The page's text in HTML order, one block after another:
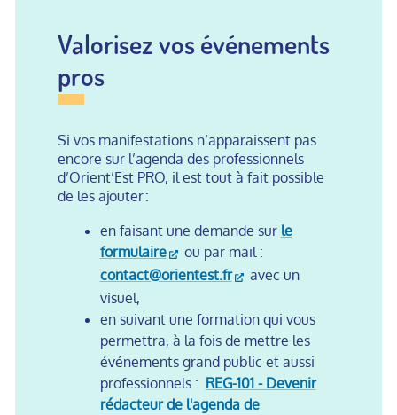
Valorisez vos événements
pros
Si vos manifestations n’apparaissent pas
encore sur l’agenda des professionnels
d’Orient’Est PRO, il est tout à fait possible
de les ajouter :
en faisant une demande sur le
formulaire
ou par mail :
contact@orientest.fr
avec un
visuel,
en suivant une formation qui vous
permettra, à la fois de mettre les
événements grand public et aussi
professionnels : REG-101 - Devenir
rédacteur de l'agenda de